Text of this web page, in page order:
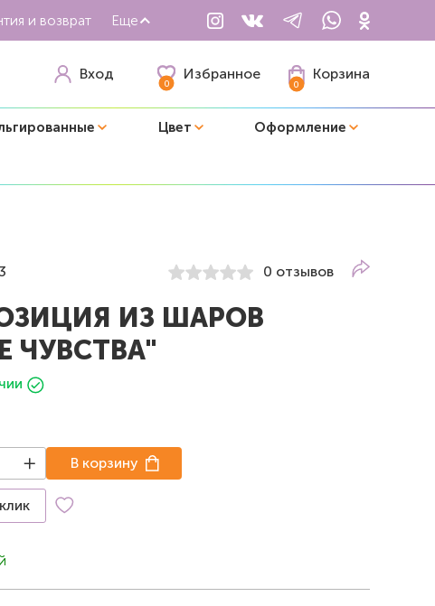
и возврат Еще
Вход
0
Избранное
0
Корзина
Цвет Оформление
0 отзывов
ИЗ ШАРОВ
ЧУВСТВА"
В корзину